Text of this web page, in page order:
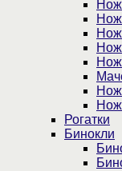
Рогатки
Бинокли